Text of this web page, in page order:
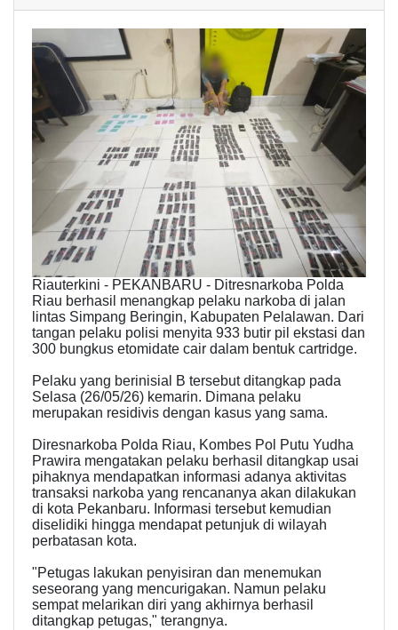
Riauterkini - PEKANBARU - Ditresnarkoba Polda
Riau berhasil menangkap pelaku narkoba di jalan
lintas Simpang Beringin, Kabupaten Pelalawan. Dari
tangan pelaku polisi menyita 933 butir pil ekstasi dan
300 bungkus etomidate cair dalam bentuk cartridge.
Pelaku yang berinisial B tersebut ditangkap pada
Selasa (26/05/26) kemarin. Dimana pelaku
merupakan residivis dengan kasus yang sama.
Diresnarkoba Polda Riau, Kombes Pol Putu Yudha
Prawira mengatakan pelaku berhasil ditangkap usai
pihaknya mendapatkan informasi adanya aktivitas
transaksi narkoba yang rencananya akan dilakukan
di kota Pekanbaru. Informasi tersebut kemudian
diselidiki hingga mendapat petunjuk di wilayah
perbatasan kota.
"Petugas lakukan penyisiran dan menemukan
seseorang yang mencurigakan. Namun pelaku
sempat melarikan diri yang akhirnya berhasil
ditangkap petugas," terangnya.